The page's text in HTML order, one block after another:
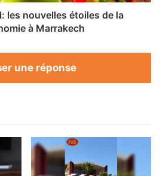
les nouvelles étoiles de la
à Marrakech
une réponse